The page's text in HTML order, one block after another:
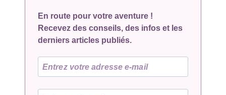
En route pour votre aventure !
Recevez des conseils, des infos et les
derniers articles publiés.